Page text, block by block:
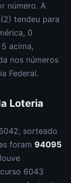
número. A
2) tendeu para
0
5 acima,
nos números
Federal.
Loteria
, sorteado
foram 94095
6043